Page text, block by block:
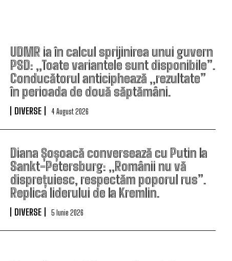
UDMR ia în calcul sprijinirea unui guvern
PSD: „Toate variantele sunt disponibile”.
Conducătorul anticiphează „rezultate”
în perioada de două săptămâni.
DIVERSE 4 August 2026
Diana Șoșoacă conversează cu Putin la
Sankt-Petersburg: „Românii nu vă
disprețuiesc, respectăm poporul rus”.
Replica liderului de la Kremlin.
DIVERSE 5 Iunie 2026